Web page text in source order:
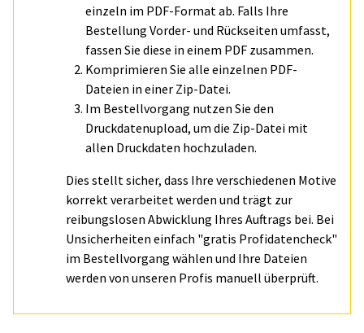
einzeln im PDF-Format ab. Falls Ihre
Bestellung Vorder- und Rückseiten umfasst,
fassen Sie diese in einem PDF zusammen.
Komprimieren Sie alle einzelnen PDF-
Dateien in einer Zip-Datei.
Im Bestellvorgang nutzen Sie den
Druckdatenupload, um die Zip-Datei mit
allen Druckdaten hochzuladen.
Dies stellt sicher, dass Ihre verschiedenen Motive
korrekt verarbeitet werden und trägt zur
reibungslosen Abwicklung Ihres Auftrags bei. Bei
Unsicherheiten einfach "gratis Profidatencheck"
im Bestellvorgang wählen und Ihre Dateien
werden von unseren Profis manuell überprüft.